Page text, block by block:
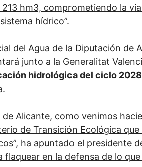
hm3, comprometiendo la
hídrico”.
del Agua de la Diputación de
junto a la Generalitat
hidrológica del ciclo
Alicante, como venimos
de Transición Ecológica que
”, ha apuntado el presidente
flaquear en la defensa de lo